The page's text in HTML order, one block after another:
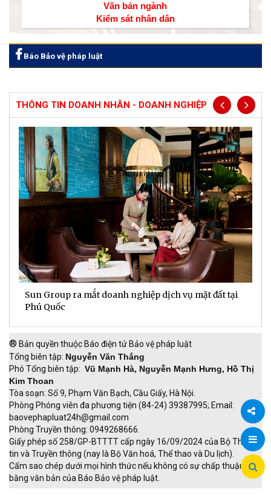
Chia
Văn bản ngành
Kiểm sát nhân dân
Báo Bảo vệ pháp luật
THÔNG TIN DOANH NHÂN - DOANH NGHIỆP
Sun Group ra mắt doanh nghiệp dịch vụ mặt đất tại
Phú Quốc
® Bản quyền thuộc Báo điện tử Bảo vệ pháp luật
Tổng biên tập: Nguyễn Văn Thắng
Phó Tổng biên tập: Vũ Mạnh Hà, Nguyễn Mạnh Hưng, Hồ Thị
Kim Thoan
Tòa soạn: Số 9, Phạm Văn Bạch, Cầu Giấy, Hà Nội.
Phòng Phóng viên đa phương tiện (84-24) 39387995; Email:
baovephapluat24h@gmail.com
Phòng Truyền thông: 0949268666.
Giấy phép số 258/GP-BTTTT cấp ngày 16/09/2024 của Bộ Thông
tin và Truyền thông (nay là Bộ Văn hoá, Thể thao và Du lịch).
Cấm sao chép dưới mọi hình thức nếu không có sự chấp thuận
bằng văn bản của Báo Bảo vệ pháp luật.